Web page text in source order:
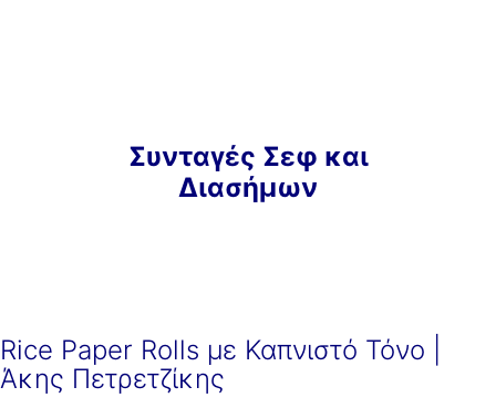
Συνταγές Σεφ και
Διασήμων
Rice Paper Rolls με Καπνιστό Τόνο |
Άκης Πετρετζίκης